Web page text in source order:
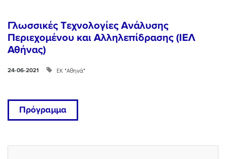
Γλωσσικές Tεχνολογίες Ανάλυσης
Περιεχομένου και Αλληλεπίδρασης (ΙΕΛ
Αθήνας)
24-06-2021 ΕΚ "Αθηνά"
Πρόγραμμα